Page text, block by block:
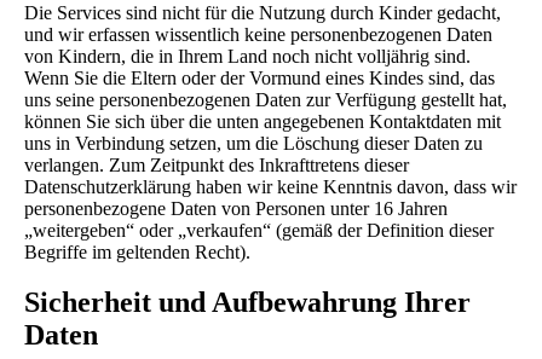
Die Services sind nicht für die Nutzung durch Kinder gedacht,
und wir erfassen wissentlich keine personenbezogenen Daten
von Kindern, die in Ihrem Land noch nicht volljährig sind.
Wenn Sie die Eltern oder der Vormund eines Kindes sind, das
uns seine personenbezogenen Daten zur Verfügung gestellt hat,
können Sie sich über die unten angegebenen Kontaktdaten mit
uns in Verbindung setzen, um die Löschung dieser Daten zu
verlangen. Zum Zeitpunkt des Inkrafttretens dieser
Datenschutzerklärung haben wir keine Kenntnis davon, dass wir
personenbezogene Daten von Personen unter 16 Jahren
„weitergeben“ oder „verkaufen“ (gemäß der Definition dieser
Begriffe im geltenden Recht).
Sicherheit und Aufbewahrung Ihrer
Daten